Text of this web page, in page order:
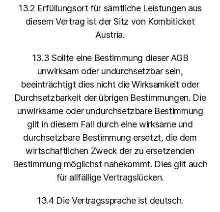
13.2 Erfüllungsort für sämtliche Leistungen aus
diesem Vertrag ist der Sitz von Kombiticket
Austria.
13.3 Sollte eine Bestimmung dieser AGB
unwirksam oder undurchsetzbar sein,
beeinträchtigt dies nicht die Wirksamkeit oder
Durchsetzbarkeit der übrigen Bestimmungen. Die
unwirksame oder undurchsetzbare Bestimmung
gilt in diesem Fall durch eine wirksame und
durchsetzbare Bestimmung ersetzt, die dem
wirtschaftlichen Zweck der zu ersetzenden
Bestimmung möglichst nahekommt. Dies gilt auch
für allfällige Vertragslücken.
13.4 Die Vertragssprache ist deutsch.